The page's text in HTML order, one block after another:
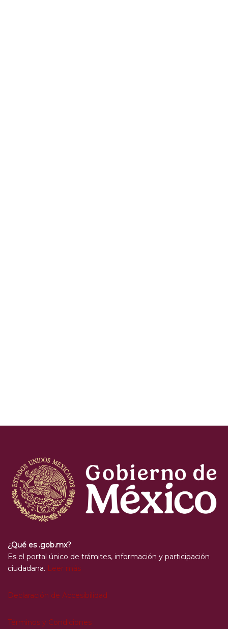
¿Qué es .gob.mx?
Es el portal único de trámites, información y participación
ciudadana. Leer más
Declaración de Accesibilidad
Términos y Condiciones